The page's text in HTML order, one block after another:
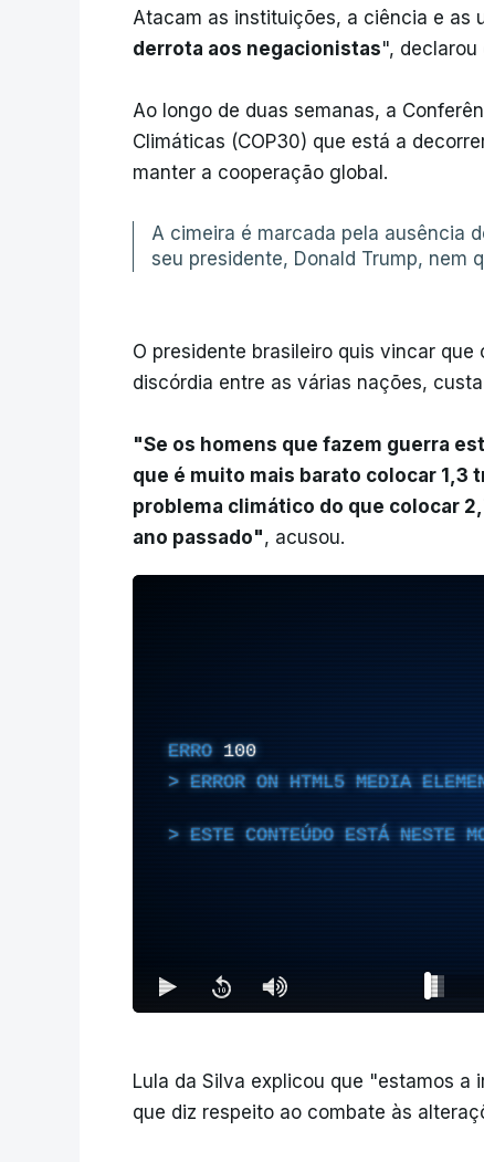
Atacam as instituições, a ciência e as
derrota aos negacionistas", declarou
Ao longo de duas semanas, a
Climáticas (COP30) que está a
manter a cooperação global.
A cimeira é marcada pela ausência
seu presidente, Donald Trump, nem
O presidente brasileiro quis vincar
discórdia entre as várias nações,
"Se os homens que fazem guerra
que é muito mais barato colocar 1,3
problema climático do que colocar
ano passado", acusou.
ERRO 100
ERROR ON HTML5 MEDIA
ESTE CONTEÚDO ESTÁ NESTE
Lula da Silva explicou que "estamos
que diz respeito ao combate às